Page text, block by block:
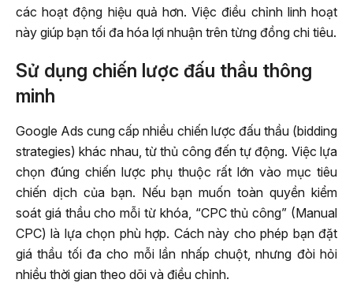
các hoạt động hiệu quả hơn. Việc điều chỉnh linh hoạt
này giúp bạn tối đa hóa lợi nhuận trên từng đồng chi tiêu.
Sử dụng chiến lược đấu thầu thông
minh
Google Ads cung cấp nhiều chiến lược đấu thầu (bidding
strategies) khác nhau, từ thủ công đến tự động. Việc lựa
chọn đúng chiến lược phụ thuộc rất lớn vào mục tiêu
chiến dịch của bạn. Nếu bạn muốn toàn quyền kiểm
soát giá thầu cho mỗi từ khóa, “CPC thủ công” (Manual
CPC) là lựa chọn phù hợp. Cách này cho phép bạn đặt
giá thầu tối đa cho mỗi lần nhấp chuột, nhưng đòi hỏi
nhiều thời gian theo dõi và điều chỉnh.